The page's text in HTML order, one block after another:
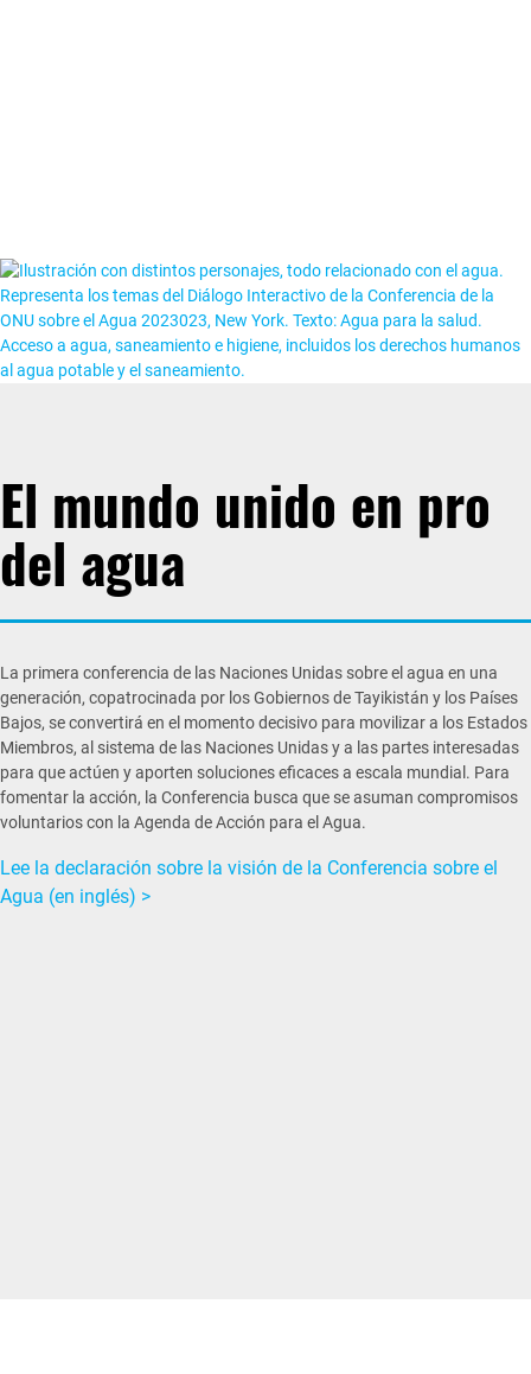
El mundo unido en pro
del agua
La primera conferencia de las Naciones Unidas sobre el agua en una
generación, copatrocinada por los Gobiernos de Tayikistán y los Países
Bajos, se convertirá en el momento decisivo para movilizar a los Estados
Miembros, al sistema de las Naciones Unidas y a las partes interesadas
para que actúen y aporten soluciones eficaces a escala mundial. Para
fomentar la acción, la Conferencia busca que se asuman compromisos
voluntarios con la Agenda de Acción para el Agua.
Lee la declaración sobre la visión de la Conferencia sobre el
Agua (en inglés) >